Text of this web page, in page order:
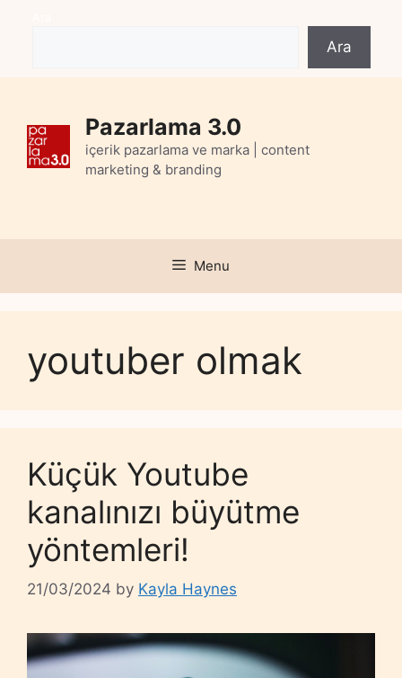
Ara
Pazarlama 3.0
içerik pazarlama ve marka | content
marketing & branding
Menu
youtuber olmak
Küçük Youtube
kanalınızı büyütme
yöntemleri!
21/03/2024 by Kayla Haynes